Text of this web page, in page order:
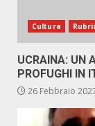
Cultura
UCRAINA: UN
PROFUGHI IN
26 Febbraio